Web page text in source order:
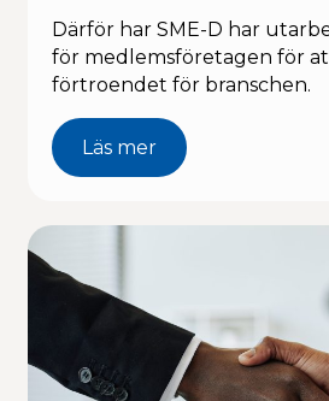
Därför har SME-D har
för medlemsföretagen för
förtroendet för branschen.
Läs mer